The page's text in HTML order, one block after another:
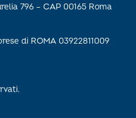
796 – CAP 00165 Roma
di ROMA 03922811009